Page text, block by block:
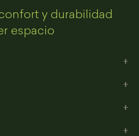
y durabilidad
espacio